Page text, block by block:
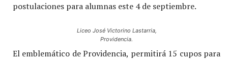
postulaciones para alumnas este 4 de septiembre.
Liceo José Victorino Lastarria,
Providencia.
El emblemático de Providencia, permitirá 15 cupos para